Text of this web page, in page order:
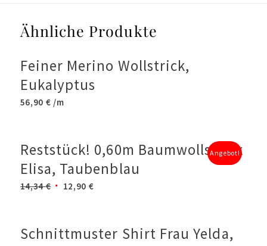
Ähnliche Produkte
Feiner Merino Wollstrick,
Eukalyptus
56,90 € /m
Reststück! 0,60m Baumwollstrick
Elisa, Taubenblau
14,34€ Ursprünglicher
14,34 €
12,90 €Aktueller
12,90 €.
Angebot!
Schnittmuster Shirt Frau Yelda,